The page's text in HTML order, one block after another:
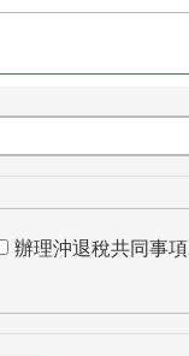
辦理沖退稅共同事項